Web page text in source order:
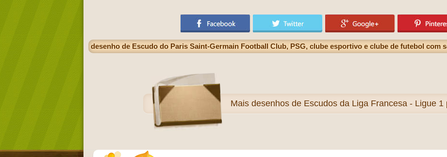
desenho de Escudo do Paris Saint-Germain Football Club, PSG, clube esportivo e clube de futebol com
Mais desenhos de Escudos da Liga Francesa - Ligue 1